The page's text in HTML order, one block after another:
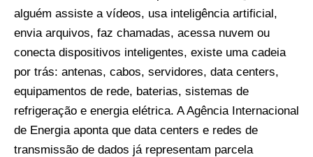
alguém assiste a vídeos, usa inteligência artificial,
envia arquivos, faz chamadas, acessa nuvem ou
conecta dispositivos inteligentes, existe uma cadeia
por trás: antenas, cabos, servidores, data centers,
equipamentos de rede, baterias, sistemas de
refrigeração e energia elétrica. A Agência Internacional
de Energia aponta que data centers e redes de
transmissão de dados já representam parcela